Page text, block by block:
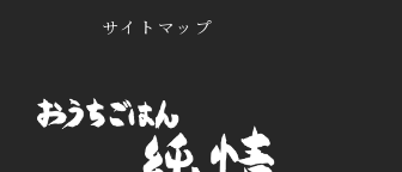
サイトマップ